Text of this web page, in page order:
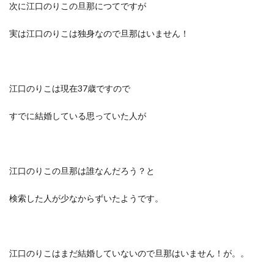
次に江口のりこの旦那につてですが
実は江口のりこは独身なので旦那はいません！
江口のりこは現在37歳ですので
すでに結婚している思っていた人が
江口のりこの旦那は誰なんだろう？と
検索した人が少なからずいたようです。
江口のりこはまだ結婚していないので旦那はいません！ が。。